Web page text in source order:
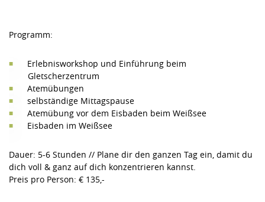
Programm:
Erlebnisworkshop und Einführung beim
Gletscherzentrum
Atemübungen
selbständige Mittagspause
Atemübung vor dem Eisbaden beim Weißsee
Eisbaden im Weißsee
Dauer: 5-6 Stunden // Plane dir den ganzen Tag ein, damit du
dich voll & ganz auf dich konzentrieren kannst.
Preis pro Person: € 135,-